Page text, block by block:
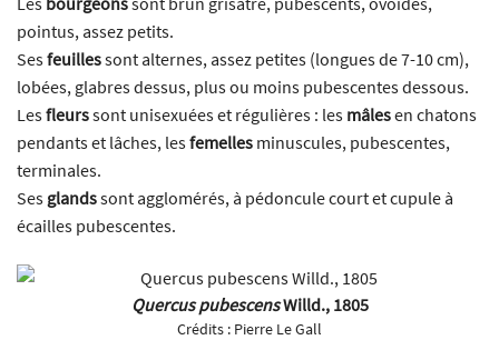
pointus, assez petits.
Sesfeuillessont alternes, assez petites (longues de 7-10 cm),
lobées, glabres dessus, plus ou moins pubescentes dessous.
Lesfleurssont unisexuées et régulières : les mâlesen chatons
pendants et lâches, lesfemelles minuscules, pubescentes,
terminales.
Ses glandssont agglomérés, à pédoncule court et cupule à
écailles pubescentes.
Quercus pubescensWilld., 1805
Crédits : Pierre Le Gall